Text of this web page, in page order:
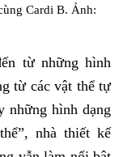
Cardi B. Ảnh:
từ những hình
từ các vật thể tự
những hình dạng
nhà thiết kế